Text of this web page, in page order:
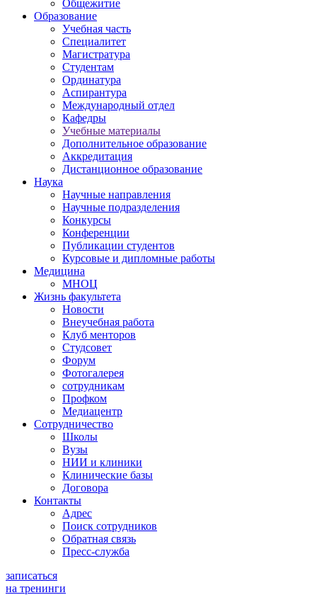
Общежитие
Образование
Учебная часть
Специалитет
Магистратура
Студентам
Ординатура
Аспирантура
Международный отдел
Кафедры
Учебные материалы
Дополнительное образование
Аккредитация
Дистанционное образование
Наука
Научные направления
Научные подразделения
Конкурсы
Конференции
Публикации студентов
Курсовые и дипломные работы
Медицина
МНОЦ
Жизнь факультета
Новости
Внеучебная работа
Клуб менторов
Студсовет
Форум
Фотогалерея
сотрудникам
Профком
Медиацентр
Сотрудничество
Школы
Вузы
НИИ и клиники
Клинические базы
Договора
Контакты
Адрес
Поиск сотрудников
Обратная связь
Пресс-служба
записаться
на тренинги